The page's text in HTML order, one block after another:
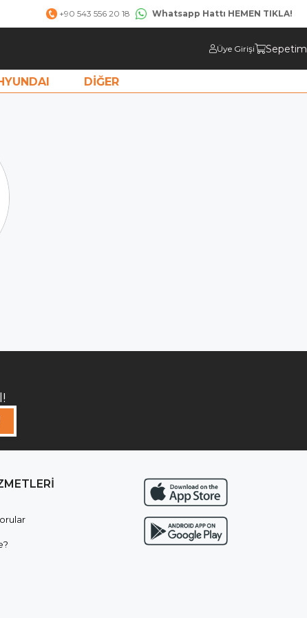
+90 543 556 20 18 Whatsapp Hattı HEMEN TIKLA!
Üye Girişi Sepetim
DİĞER